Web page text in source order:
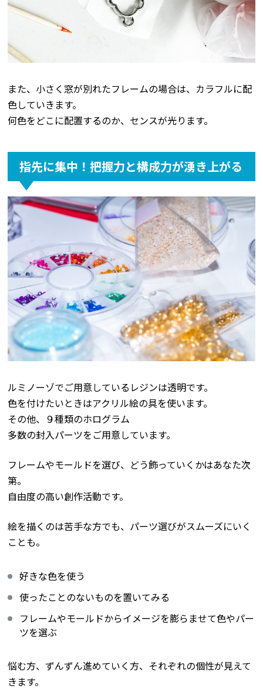
また、小さく窓が別れたフレームの場合は、カラフルに配
色していきます。
何色をどこに配置するのか、センスが光ります。
指先に集中！把握力と構成力が湧き上がる
ルミノーゾでご用意しているレジンは透明です。
色を付けたいときはアクリル絵の具を使います。
その他、９種類のホログラム
多数の封入パーツをご用意しています。
フレームやモールドを選び、どう飾っていくかはあなた次
第。
自由度の高い創作活動です。
絵を描くのは苦手な方でも、パーツ選びがスムーズにいく
ことも。
好きな色を使う
使ったことのないものを置いてみる
フレームやモールドからイメージを膨らませて色やパー
ツを選ぶ
悩む方、ずんずん進めていく方、それぞれの個性が見えて
きます。